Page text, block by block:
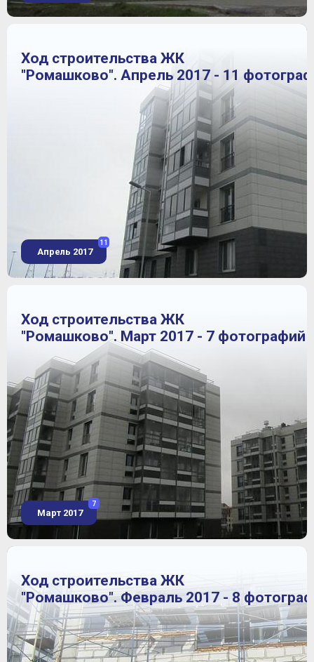
Ход строительства ЖК
"Ромашково". Апрель 2017 - 11
Апрель 2017
11
Ход строительства ЖК
"Ромашково". Март 2017 - 7 фотографий
Март 2017
7
Ход строительства ЖК
"Ромашково". Февраль 2017 - 8